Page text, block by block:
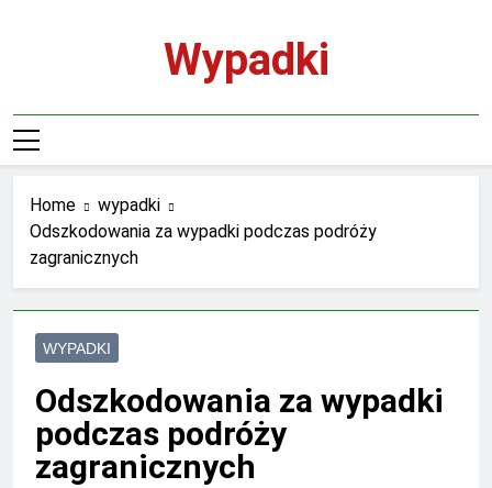
Wypadki
Home
wypadki
Odszkodowania za wypadki podczas podróży
zagranicznych
WYPADKI
Odszkodowania za wypadki
podczas podróży
zagranicznych